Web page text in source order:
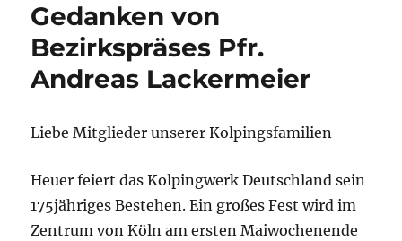
Gedanken von
Bezirkspräses Pfr.
Andreas Lackermeier
Liebe Mitglieder unserer Kolpingsfamilien
Heuer feiert das Kolpingwerk Deutschland sein
175jähriges Bestehen. Ein großes Fest wird im
Zentrum von Köln am ersten Maiwochenende